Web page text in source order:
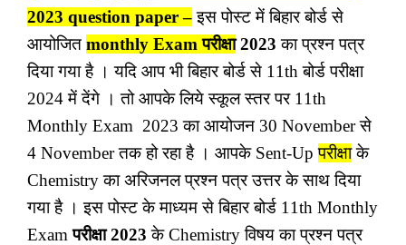
2023 question paper –इस पोस्ट में बिहार बोर्ड से
आयोजित monthly Examपरीक्षा2023 का प्रश्न पत्र
दिया गया है । यदि आप भी बिहार बोर्ड से 11th बोर्ड परीक्षा
2024 में देंगे । तो आपके लिये स्कूल स्तर पर 11th
Monthly Exam 2023 का आयोजन 30 November से
4 November तक हो रहा है । आपके Sent-Upपरीक्षाके
Chemistry का अरिजनल प्रश्न पत्र उत्तर के साथ दिया
गया है । इस पोस्ट के माध्यम से बिहार बोर्ड 11th Monthly
Examपरीक्षा 2023 के Chemistry विषय का प्रश्न पत्र